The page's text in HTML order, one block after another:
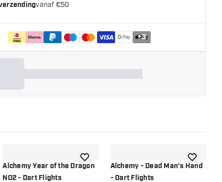
vanaf €50
+3
aan verlanglijst
Alchemy Year of the Dragon
NO2 - Dart Flights
toevoegen aan verlanglijst
Alchemy - Dead Man's Hand
- Dart Flights